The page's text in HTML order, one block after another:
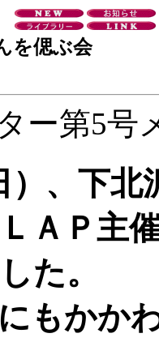
を偲ぶ会
ー第5号
）、下
ＡＰ主
た。
もかか